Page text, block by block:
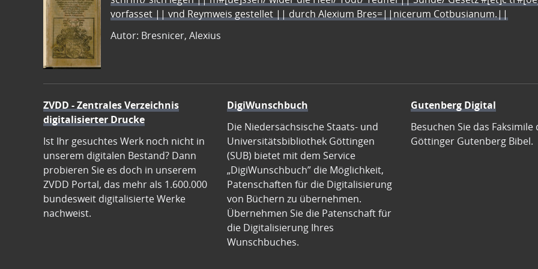
vorfasset || vnd Reymweis gestellet || durch Alexium Bres=||nicerum Cotbusianum.||
Autor: Bresnicer, Alexius
ZVDD - Zentrales Verzeichnis
digitalisierter Drucke
Ist Ihr gesuchtes Werk noch nicht in
unserem digitalen Bestand? Dann
probieren Sie es doch in unserem
ZVDD Portal, das mehr als 1.600.000
bundesweit digitalisierte Werke
nachweist.
DigiWunschbuch
Die Niedersächsische Staats- und
Universitätsbibliothek Göttingen
(SUB) bietet mit dem Service
„DigiWunschbuch” die Möglichkeit,
Patenschaften für die Digitalisierung
von Büchern zu übernehmen.
Übernehmen Sie die Patenschaft für
die Digitalisierung Ihres
Wunschbuches.
Gutenberg Digital
Besuchen Sie das Faksimile
Göttinger Gutenberg Bibel.